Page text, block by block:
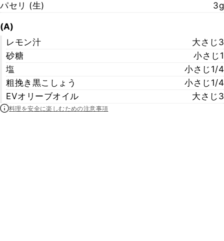
パセリ (生)
3g
(A)
レモン汁
大さじ3
砂糖
小さじ1
塩
小さじ1/4
粗挽き黒こしょう
小さじ1/4
EVオリーブオイル
大さじ3
料理を安全に楽しむための注意事項